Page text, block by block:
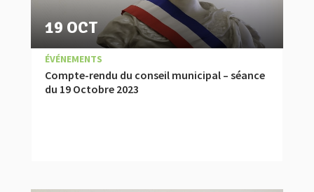
Compte-rendu du conseil municipal – séance
du 19 Octobre 2023
19 OCT
|
COMPTES RENDUS
ÉVÉNEMENTS